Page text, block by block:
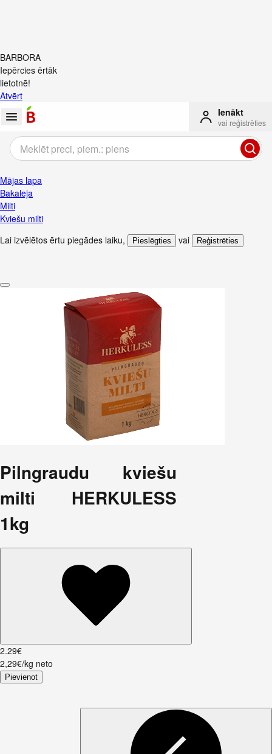
BARBORA
Iepērcies ērtāk
lietotnē!
Atvērt
Ienākt
vai reģistrēties
Mājas lapa
Bakaleja
Milti
Kviešu milti
Lai izvēlētos ērtu piegādes laiku, Pieslēgties vai Reģistrēties
Pilngraudu kviešu
milti HERKULESS
1kg
2.29€
2,29€/kg neto
Pievienot